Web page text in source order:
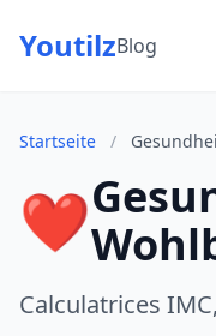
YoutilzBlog
Startseite /
❤️
Calculatrices